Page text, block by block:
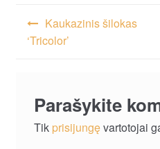
Navigacija
tarp
Kaukazinis šilokas
‘Tricolor’
Parašykite
Tik prisijungęvartotojai